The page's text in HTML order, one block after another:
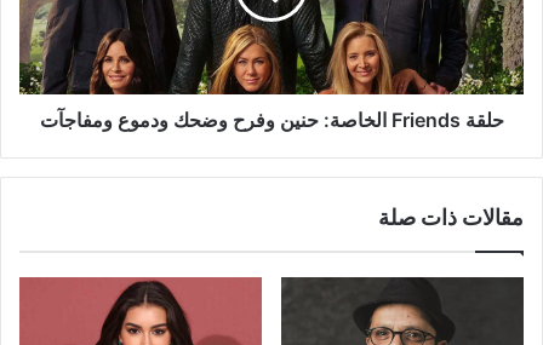
وضحك
ودموع
ومفاجآت
حلقة Friends الخاصة: حنين وفرح وضحك ودموع ومفاجآت
مقالات ذات صلة